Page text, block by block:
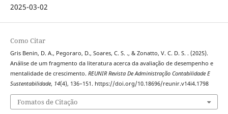
2025-03-02
Como Citar
Gris Benin, D. A., Pegoraro, D., Soares, C. S. ., & Zonatto, V. C. D. S. . (2025).
Análise de um fragmento da literatura acerca da avaliação de desempenho e
mentalidade de crescimento. REUNIR Revista De Administração Contabilidade E
Sustentabilidade, 14(4), 136–151. https://doi.org/10.18696/reunir.v14i4.1798
Fomatos de Citação